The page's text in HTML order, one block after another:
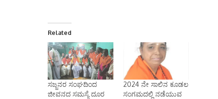
Related
ಸಜ್ಜನರ ಸಂಘದಿಂದ
ಜೀವನದ ಸಮಸ್ಯೆ ದೂರ
2024 ನೇ ಸಾಲಿನ ಕೂಡಲ
ಸಂಗಮದಲ್ಲಿ ನಡೆಯುವ